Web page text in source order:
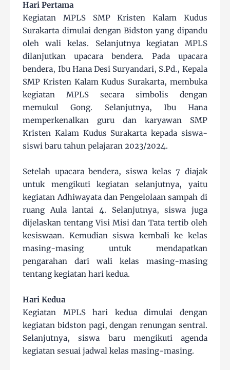
Hari Pertama
Kegiatan MPLS SMP Kristen Kalam Kudus
Surakarta dimulai dengan Bidston yang dipandu
oleh wali kelas. Selanjutnya kegiatan MPLS
dilanjutkan upacara bendera. Pada upacara
bendera, Ibu Hana Desi Suryandari, S.Pd., Kepala
SMP Kristen Kalam Kudus Surakarta, membuka
kegiatan MPLS secara simbolis dengan
memukul Gong. Selanjutnya, Ibu Hana
memperkenalkan guru dan karyawan SMP
Kristen Kalam Kudus Surakarta kepada siswa-
siswi baru tahun pelajaran 2023/2024.
Setelah upacara bendera, siswa kelas 7 diajak
untuk mengikuti kegiatan selanjutnya, yaitu
kegiatan Adhiwayata dan Pengelolaan sampah di
ruang Aula lantai 4. Selanjutnya, siswa juga
dijelaskan tentang Visi Misi dan Tata tertib oleh
kesiswaan. Kemudian siswa kembali ke kelas
masing-masing untuk mendapatkan
pengarahan dari wali kelas masing-masing
tentang kegiatan hari kedua.
Hari Kedua
Kegiatan MPLS hari kedua dimulai dengan
kegiatan bidston pagi, dengan renungan sentral.
Selanjutnya, siswa baru mengikuti agenda
kegiatan sesuai jadwal kelas masing-masing.